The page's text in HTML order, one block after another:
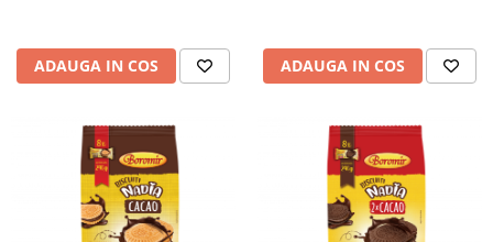
Foietaje
Turta dulce
Turta dulce cu nuci
Turta dulce de Sibiu
Turta dulce cu miere
ADAUGA IN COS ADAUGA IN COS